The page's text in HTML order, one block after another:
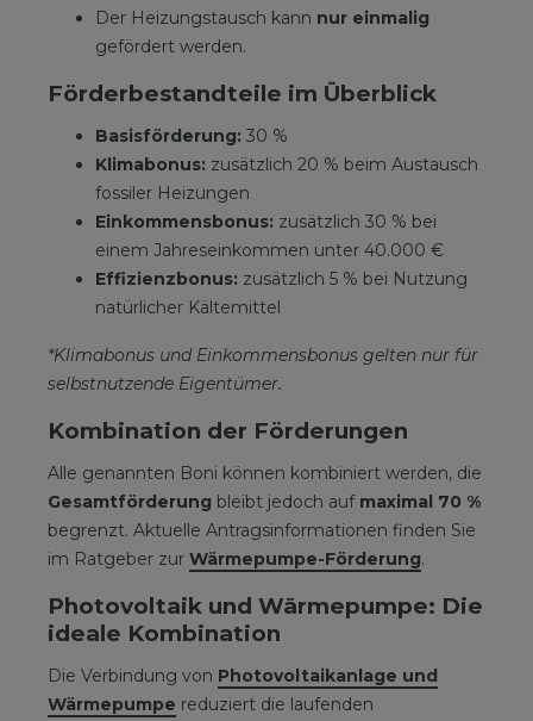
Der Heizungstausch kann nur einmalig
gefördert werden.
Förderbestandteile im Überblick
Basisförderung: 30 %
Klimabonus: zusätzlich 20 % beim Austausch
fossiler Heizungen
Einkommensbonus: zusätzlich 30 % bei
einem Jahreseinkommen unter 40.000 €
Effizienzbonus: zusätzlich 5 % bei Nutzung
natürlicher Kältemittel
*Klimabonus und Einkommensbonus gelten nur für
selbstnutzende Eigentümer.
Kombination der Förderungen
Alle genannten Boni können kombiniert werden, die
Gesamtförderung bleibt jedoch auf maximal 70 %
begrenzt. Aktuelle Antragsinformationen finden Sie
im Ratgeber zur Wärmepumpe-Förderung.
Photovoltaik und Wärmepumpe: Die
ideale Kombination
Die Verbindung von Photovoltaikanlage und
Wärmepumpe reduziert die laufenden